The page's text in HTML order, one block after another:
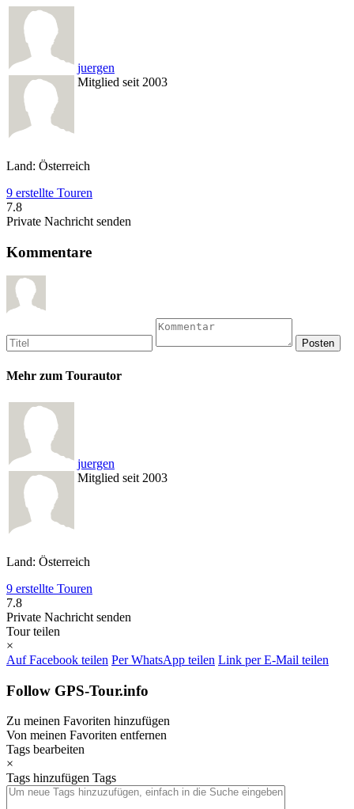
juergen
Mitglied seit 2003
Land: Österreich
9 erstellte Touren
7.8
Private Nachricht senden
Kommentare
Mehr zum Tourautor
juergen
Mitglied seit 2003
Land: Österreich
9 erstellte Touren
7.8
Private Nachricht senden
Tour teilen
×
Auf Facebook teilen Per WhatsApp teilen Link per E-Mail teilen
Follow GPS-Tour.info
Zu meinen Favoriten hinzufügen
Von meinen Favoriten entfernen
Tags bearbeiten
×
Tags hinzufügen Tags